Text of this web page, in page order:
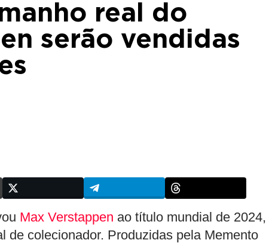
real do
serão vendidas
Max Verstappen ao título mundial de 2024,
de colecionador. Produzidas pela Memento